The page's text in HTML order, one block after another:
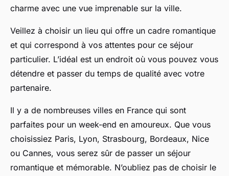
charme avec une vue imprenable sur la ville.
Veillez à choisir un lieu qui offre un cadre romantique
et qui correspond à vos attentes pour ce séjour
particulier. L’idéal est un endroit où vous pouvez vous
détendre et passer du temps de qualité avec votre
partenaire.
Il y a de nombreuses villes en France qui sont
parfaites pour un week-end en amoureux. Que vous
choisissiez Paris, Lyon, Strasbourg, Bordeaux, Nice
ou Cannes, vous serez sûr de passer un séjour
romantique et mémorable. N’oubliez pas de choisir le